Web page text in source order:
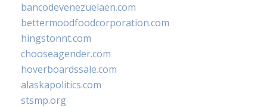
bancodevenezuelaen.com
bettermoodfoodcorporation.com
hingstonnt.com
chooseagender.com
hoverboardssale.com
alaskapolitics.com
stsmp.org